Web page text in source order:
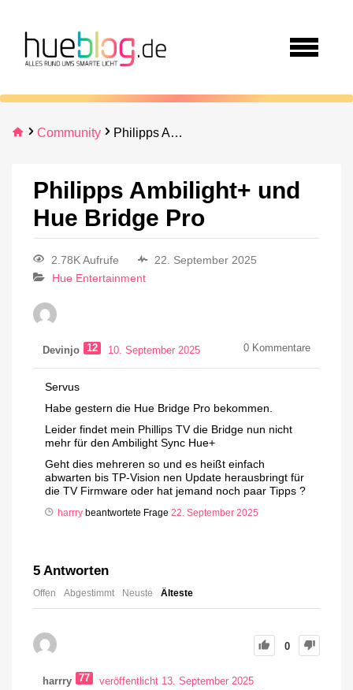
Community Philipps Ambilight+ und Hue Bridge Pro
Philipps Ambilight+ und
Hue Bridge Pro
2.78K Aufrufe
22. September 2025
Hue Entertainment
Devinjo 12 10. September 2025 0 Kommentare
Servus
Habe gestern die Hue Bridge Pro bekommen.
Leider findet mein Phillips TV die Bridge nun nicht
mehr für den Ambilight Sync Hue+
Geht dies mehreren so und es heißt einfach
abwarten bis TP-Vision nen Update herausbringt für
die TV Firmware oder hat jemand noch paar Tipps ?
harrry beantwortete Frage 22. September 2025
5 Antworten
Offen Abgestimmt Neuste Älteste
0
harrry 77
veröffentlicht 13. September 2025